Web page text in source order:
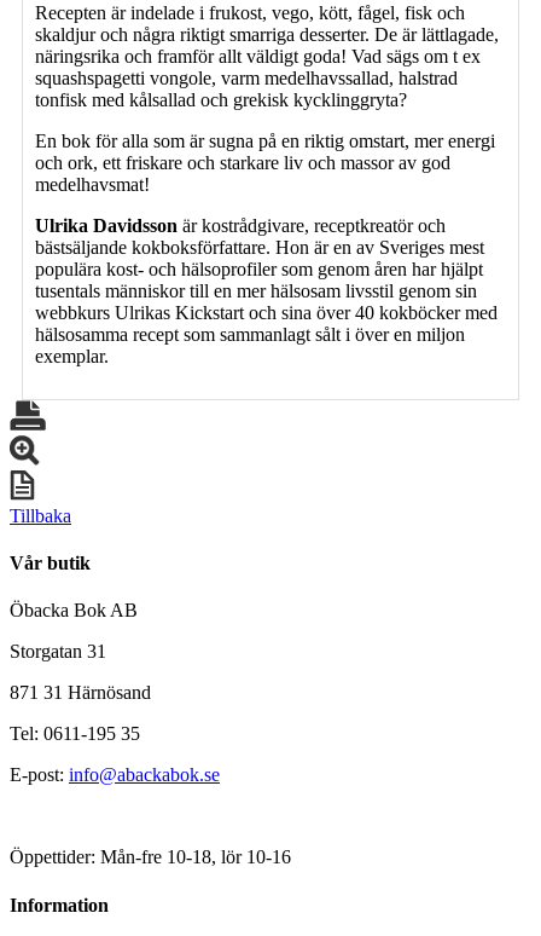
Recepten är indelade i frukost, vego, kött, fågel, fisk och
skaldjur och ­några­ riktigt smarriga desserter. De är lättlagade,
näringsrika och framför allt väldigt goda! Vad sägs om t ex
squashspagetti vongole, varm medelhavssallad, halstrad
tonfisk med kålsallad och grekisk kycklinggryta?
En bok för alla som är sugna på en riktig omstart, mer energi
och ork, ett friskare och starkare liv och massor av god
medelhavsmat!
Ulrika Davidsson är kostrådgivare, receptkreatör och
bästsäljande kokboksförfattare. Hon är en av Sveriges mest
populära kost- och hälsoprofiler som genom åren har hjälpt
tusentals människor till en mer hälsosam livsstil genom sin
webbkurs Ulrikas Kickstart och sina över 40 kokböcker med
hälso­samma recept som sammanlagt sålt i över en miljon
exemplar.
Tillbaka
Vår butik
Öbacka Bok AB
Storgatan 31
871 31 Härnösand
Tel: 0611-195 35
E-post: info@abackabok.se
Öppettider: Mån-fre 10-18, lör 10-16
Information